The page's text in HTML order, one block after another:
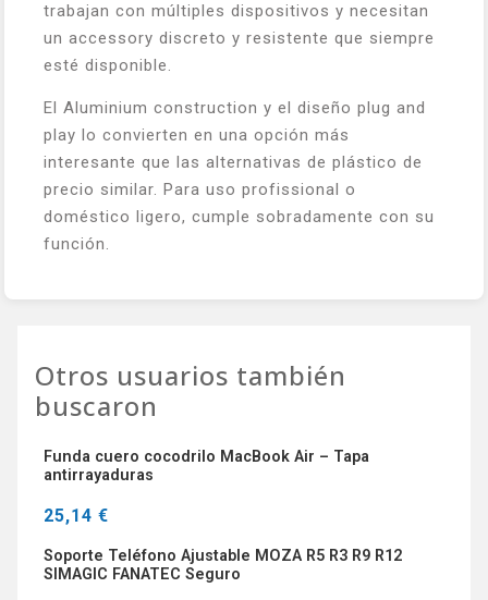
trabajan con múltiples dispositivos y necesitan
un accessory discreto y resistente que siempre
esté disponible.
El Aluminium construction y el diseño plug and
play lo convierten en una opción más
interesante que las alternativas de plástico de
precio similar. Para uso profissional o
doméstico ligero, cumple sobradamente con su
función.
Otros usuarios también
buscaron
Funda cuero cocodrilo MacBook Air – Tapa
antirrayaduras
25,14 €
Soporte Teléfono Ajustable MOZA R5 R3 R9 R12
SIMAGIC FANATEC Seguro